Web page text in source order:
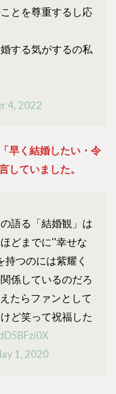
とを尊重するし応
する気がするの私
4, 2022
早く結婚したい・令
していました。
語る「結婚観」は
どまでに''幸せな
つのには紫耀く
係しているのだろ
たらファンとして
ど笑って祝福した
1, 2020